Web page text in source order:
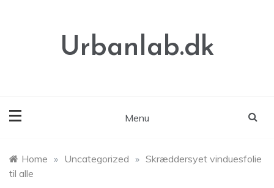
Urbanlab.dk
Menu
Home » Uncategorized » Skræddersyet vinduesfolie
til alle